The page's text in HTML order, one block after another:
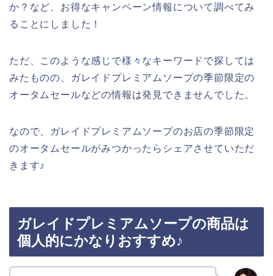
か？など、お得なキャンペーン情報について調べてみ
ることにしました！
ただ、このような感じで様々なキーワードで探しては
みたものの、ガレイドプレミアムソープの季節限定の
オータムセールなどの情報は発見できませんでした。
なので、ガレイドプレミアムソープのお店の季節限定
のオータムセールがみつかったらシェアさせていただ
きます♪
ガレイドプレミアムソープの商品は
個人的にかなりおすすめ♪